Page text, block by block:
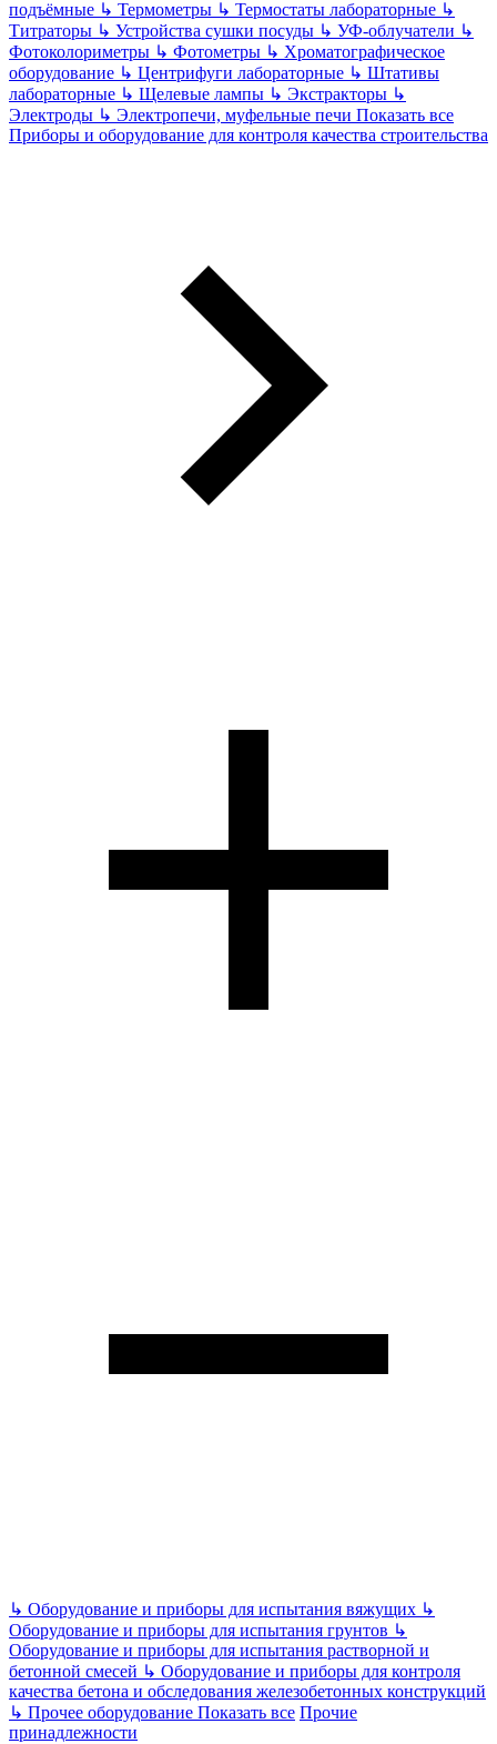
подъёмные ↳ Термометры ↳ Термостаты лабораторные ↳
Титраторы ↳ Устройства сушки посуды ↳ УФ-облучатели ↳
Фотоколориметры ↳ Фотометры ↳ Хроматографическое
оборудование ↳ Центрифуги лабораторные ↳ Штативы
лабораторные ↳ Щелевые лампы ↳ Экстракторы ↳
Электроды ↳ Электропечи, муфельные печи Показать все
Приборы и оборудование для контроля качества строительства
↳ Оборудование и приборы для испытания вяжущих ↳
Оборудование и приборы для испытания грунтов ↳
Оборудование и приборы для испытания растворной и
бетонной смесей ↳ Оборудование и приборы для контроля
качества бетона и обследования железобетонных конструкций
↳ Прочее оборудование Показать все Прочие
принадлежности